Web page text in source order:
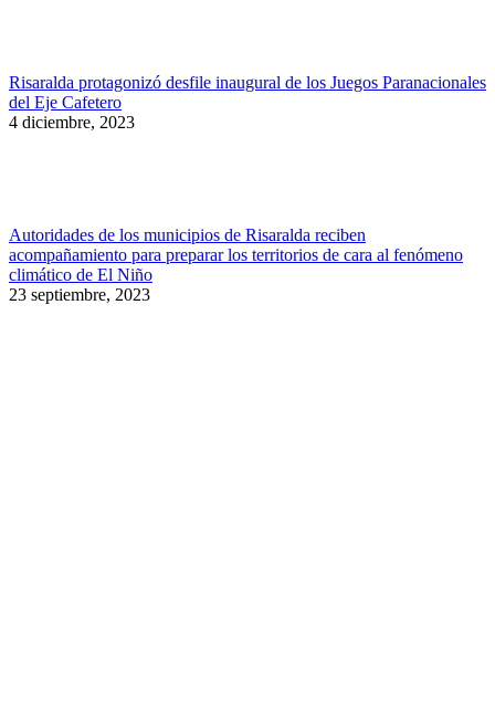
Risaralda protagonizó desfile inaugural de los Juegos Paranacionales
del Eje Cafetero
4 diciembre, 2023
Autoridades de los municipios de Risaralda reciben
acompañamiento para preparar los territorios de cara al fenómeno
climático de El Niño
23 septiembre, 2023